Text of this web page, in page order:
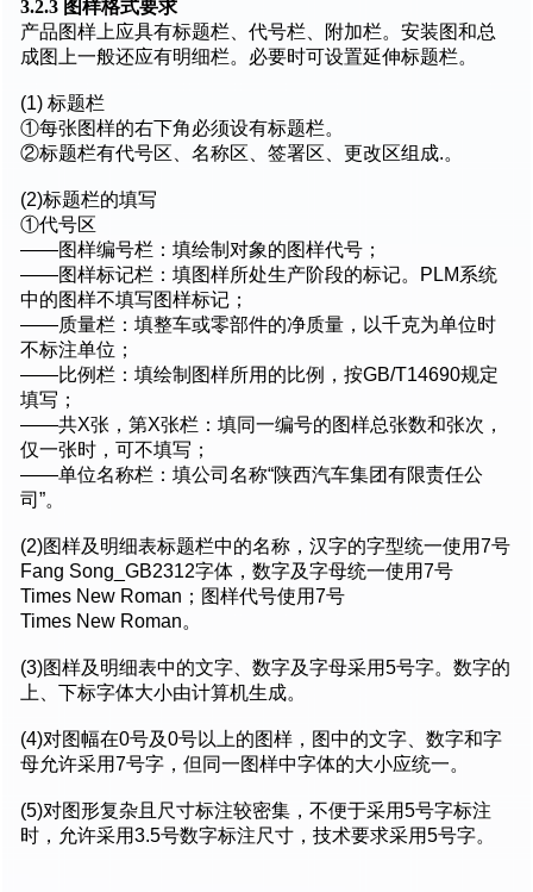
3.2.3 图样格式要求
产品图样上应具有标题栏、代号栏、附加栏。安装图和总
成图上一般还应有明细栏。必要时可设置延伸标题栏。
(1) 标题栏
①每张图样的右下角必须设有标题栏。
②标题栏有代号区、名称区、签署区、更改区组成.。
(2)标题栏的填写
①代号区
——图样编号栏：填绘制对象的图样代号；
——图样标记栏：填图样所处生产阶段的标记。PLM系统
中的图样不填写图样标记；
——质量栏：填整车或零部件的净质量，以千克为单位时
不标注单位；
——比例栏：填绘制图样所用的比例，按GB/T14690规定
填写；
——共X张，第X张栏：填同一编号的图样总张数和张次，
仅一张时，可不填写；
——单位名称栏：填公司名称“陕西汽车集团有限责任公
司”。
(2)图样及明细表标题栏中的名称，汉字的字型统一使用7号
Fang Song_GB2312字体，数字及字母统一使用7号
Times New Roman；图样代号使用7号
Times New Roman。
(3)图样及明细表中的文字、数字及字母采用5号字。数字的
上、下标字体大小由计算机生成。
(4)对图幅在0号及0号以上的图样，图中的文字、数字和字
母允许采用7号字，但同一图样中字体的大小应统一。
(5)对图形复杂且尺寸标注较密集，不便于采用5号字标注
时，允许采用3.5号数字标注尺寸，技术要求采用5号字。